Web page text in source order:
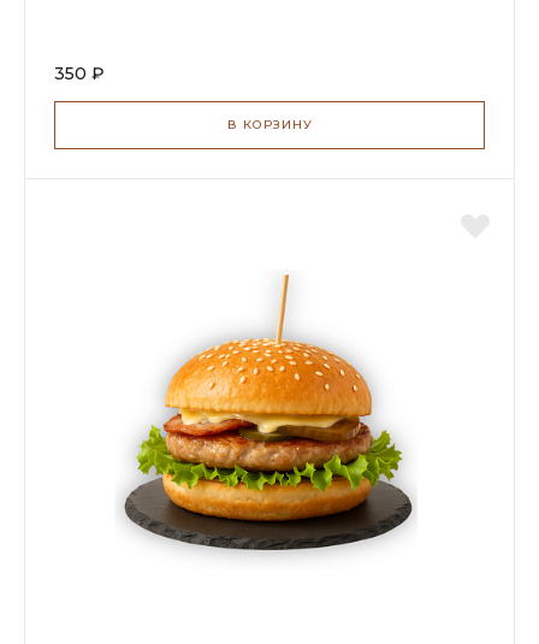
350 ₽
В КОРЗИНУ